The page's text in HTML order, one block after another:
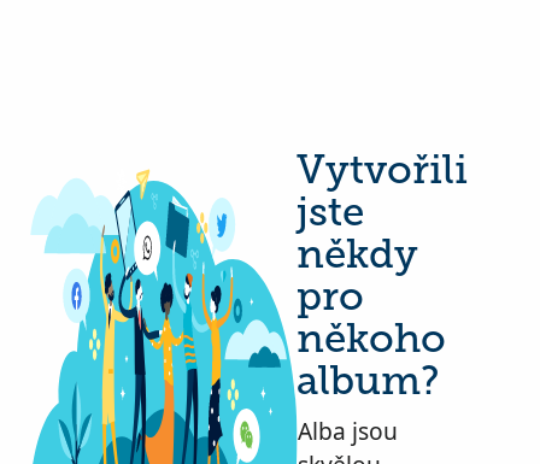
Vytvořili
jste
někdy
pro
někoho
album?
Alba jsou